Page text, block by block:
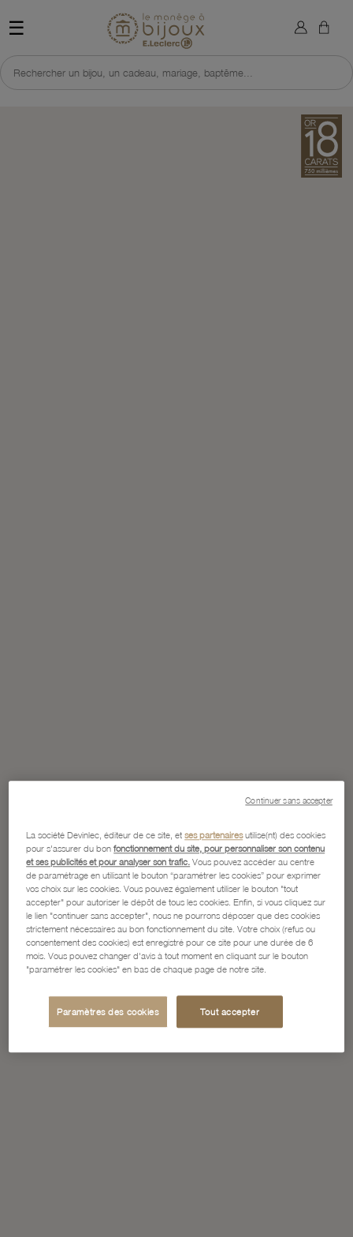
☰ Retour à l'accueil du site
Rechercher un bijou, un cadeau, mariage, baptême...
×
La société Devinlec, éditeur de ce site, etses partenairesutilise(nt) des cookies
pour s'assurer du bonfonctionnement du site, pour personnaliser son contenu
et ses publicités et pour analyser son trafic. Vous pouvez accéder au centre
de paramétrage en utilisant le bouton “paramétrer les cookies” pour exprimer
vos choix sur les cookies. Vous pouvez également utiliser le bouton "tout
accepter" pour autoriser le dépôt de tous les cookies. Enfin, si vous cliquez sur
le lien "continuer sans accepter", nous ne pourrons déposer que des cookies
strictement nécessaires au bon fonctionnement du site. Votre choix (refus ou
consentement des cookies) est enregistré pour ce site pour une durée de 6
mois. Vous pouvez changer d'avis à tout moment en cliquant sur le bouton
"paramétrer les cookies" en bas de chaque page de notre site.
Paramètres des cookies Tout accepter
Continuer sans accepter